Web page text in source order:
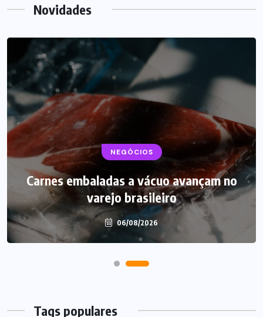
Novidades
NEGÓCIOS
Carnes embaladas a vácuo avançam no
varejo brasileiro
06/08/2026
BEBIDAS LANÇAMENTOS
Starbucks aposta em leite proteico no
Brasil
06/08/2026
Tags populares